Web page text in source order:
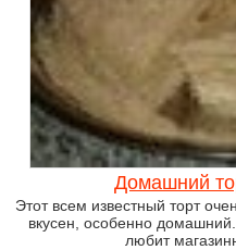
Домашний
Этот всем известный торт
вкусен, особенно
любит